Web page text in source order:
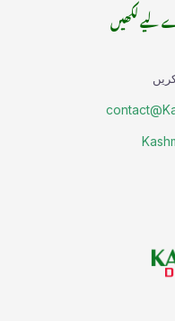
لیے لکھیں